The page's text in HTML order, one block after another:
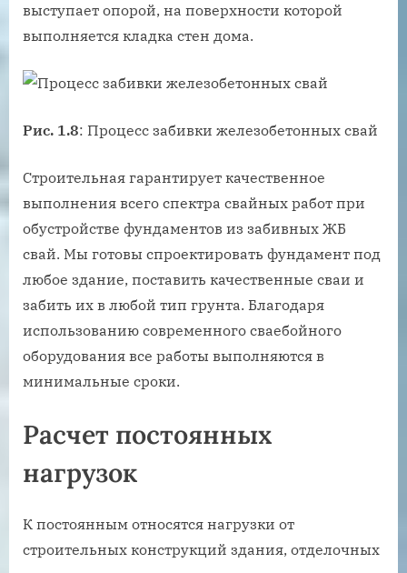
выступает опорой, на поверхности которой
выполняется кладка стен дома.
Рис. 1.8: Процесс забивки железобетонных свай
Строительная гарантирует качественное
выполнения всего спектра свайных работ при
обустройстве фундаментов из забивных ЖБ
свай. Мы готовы спроектировать фундамент под
любое здание, поставить качественные сваи и
забить их в любой тип грунта. Благодаря
использованию современного сваебойного
оборудования все работы выполняются в
минимальные сроки.
Расчет постоянных
нагрузок
К постоянным относятся нагрузки от
строительных конструкций здания, отделочных